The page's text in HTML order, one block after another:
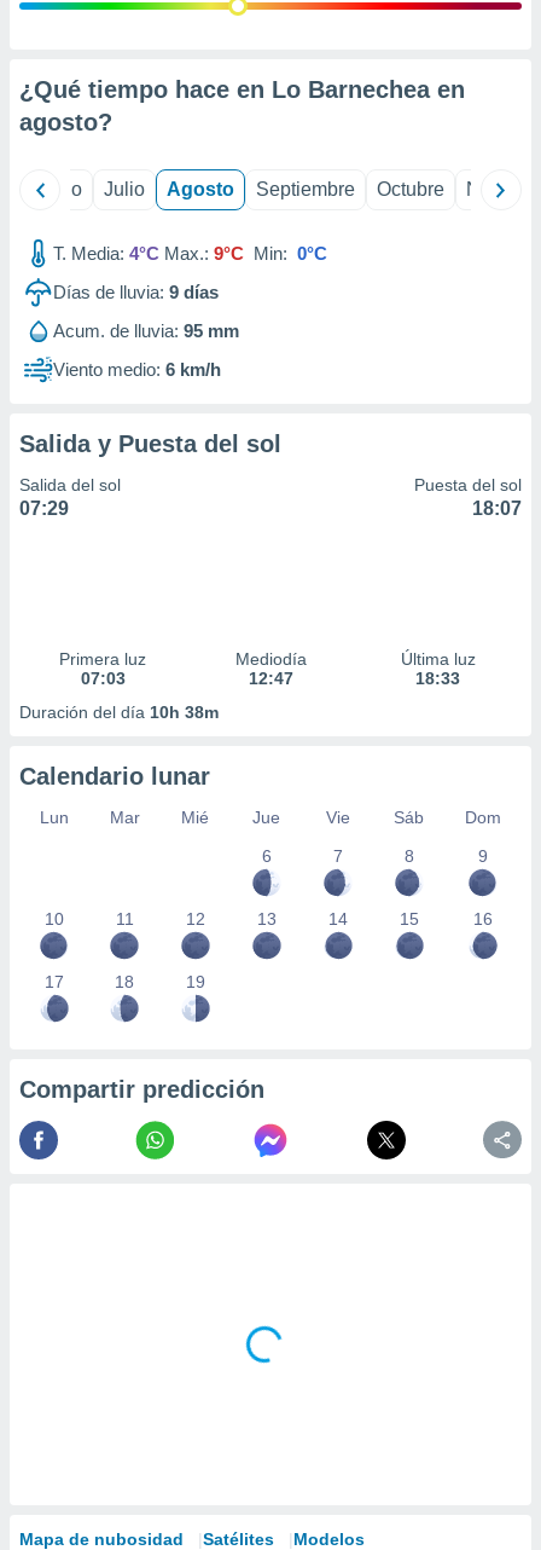
e
mediante
publicidad
de
1199
¿Qué tiempo hace en Lo Barnechea en
agosto?
Junio Julio Agosto Septiembre Octubre
T. Media: 4°C Max.: 9°C Min: 0°C
Días de lluvia: 9 días
Acum. de lluvia: 95 mm
Viento medio: 6 km/h
Salida y Puesta del sol
Salida del sol
07:29
Puesta del sol
18:07
Primera luz
07:03
Mediodía
12:47
Última luz
18:33
Duración del día 10h 38m
Calendario lunar
Lun Mar Mié Jue Vie Sáb
Dom
6
7 8 9
10 11 12 13 14 15 16
17 18 19
Compartir predicción
Mapa de nubosidad Satélites Modelos